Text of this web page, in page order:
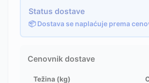
Status dostave
📦 Dostava se naplaćuje prema
Cenovnik dostave
Težina (kg)